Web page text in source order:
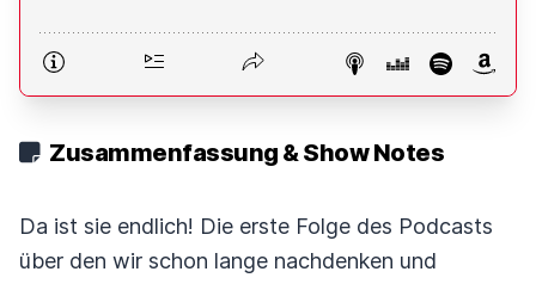
Zusammenfassung & Show Notes
Da ist sie endlich! Die erste Folge des Podcasts
über den wir schon lange nachdenken und